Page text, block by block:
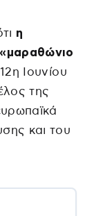
η
Ιουνίου
της
και του